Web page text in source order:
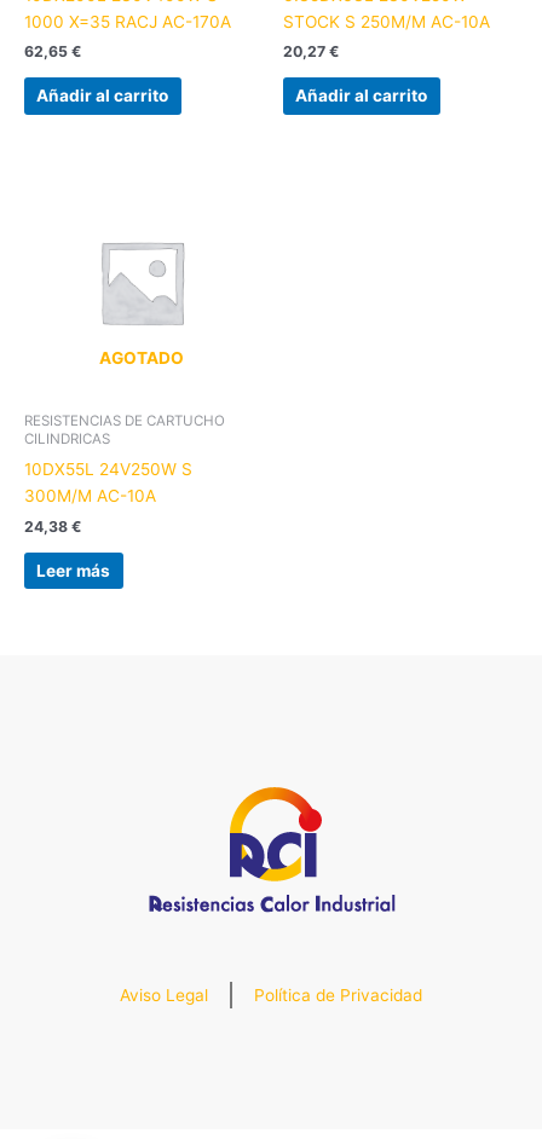
1000 X=35 RACJ AC-170A
62,65 €
Añadir al carrito
STOCK S 250M/M AC-10A
20,27 €
Añadir al carrito
AGOTADO
RESISTENCIAS DE CARTUCHO
CILINDRICAS
10DX55L 24V250W S
300M/M AC-10A
24,38 €
Leer más
Aviso Legal Política de Privacidad